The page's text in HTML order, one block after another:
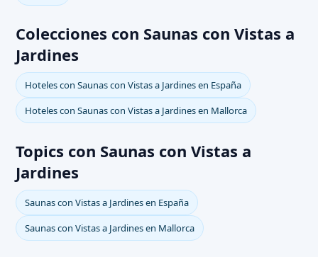
Colecciones con Saunas con Vistas a
Jardines
Hoteles con Saunas con Vistas a Jardines en España
Hoteles con Saunas con Vistas a Jardines en Mallorca
Topics con Saunas con Vistas a
Jardines
Saunas con Vistas a Jardines en España
Saunas con Vistas a Jardines en Mallorca